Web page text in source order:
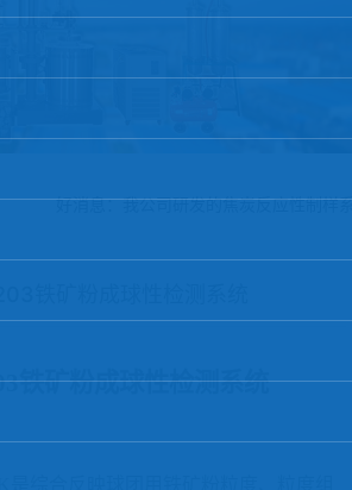
矿高温冶金性能检测系统
备
高温物性检测设备
定仪
测及制样设备
好消息：我公司研发的焦炭反应性制样
铁矿粉成球性检测系统
铁矿粉成球性检测系统